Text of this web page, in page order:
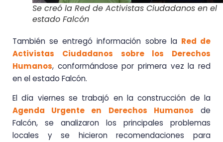
Se creó la Red de Activistas Ciudadanos en el
estado Falcón
También se entregó información sobre la Red de
Activistas Ciudadanos sobre los Derechos
Humanos, conformándose por primera vez la red
en el estado Falcón.
El día viernes se trabajó en la construcción de la
Agenda Urgente en Derechos Humanos de
Falcón, se analizaron los principales problemas
locales y se hicieron recomendaciones para